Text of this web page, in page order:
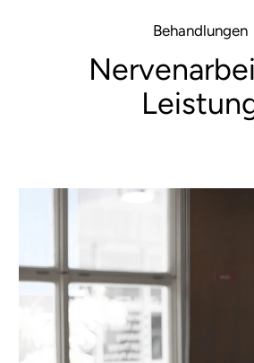
Behandlungen